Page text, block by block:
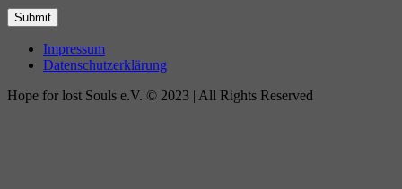
Impressum
Datenschutzerklärung
Hope for lost Souls e.V. © 2023 | All Rights Reserved